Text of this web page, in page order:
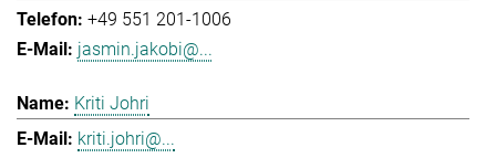
+49 551 201-1006
jasmin.jakobi@...
Kriti Johri
kriti.johri@...